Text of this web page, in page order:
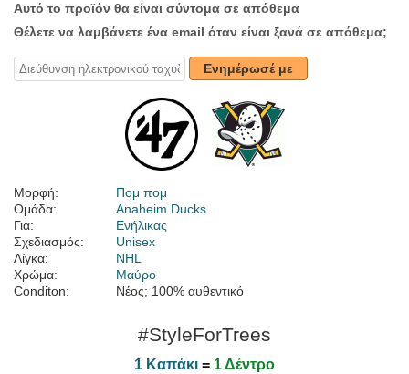
Αυτό το προϊόν θα είναι σύντομα σε απόθεμα
Θέλετε να λαμβάνετε ένα email όταν είναι ξανά σε απόθεμα;
Ενημέρωσέ με
Μορφή:
Πομ πομ
Ομάδα:
Anaheim Ducks
Για:
Ενήλικας
Σχεδιασμός:
Unisex
Λίγκα:
NHL
Χρώμα:
Μαύρο
Conditon:
Νέος; 100% αυθεντικό
#StyleForTrees
1 Καπάκι = 1 Δέντρο